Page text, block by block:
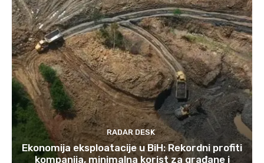
RADAR DESK
Ekonomija eksploatacije u BiH: Rekordni profiti
kompanija, minimalna korist za građane i